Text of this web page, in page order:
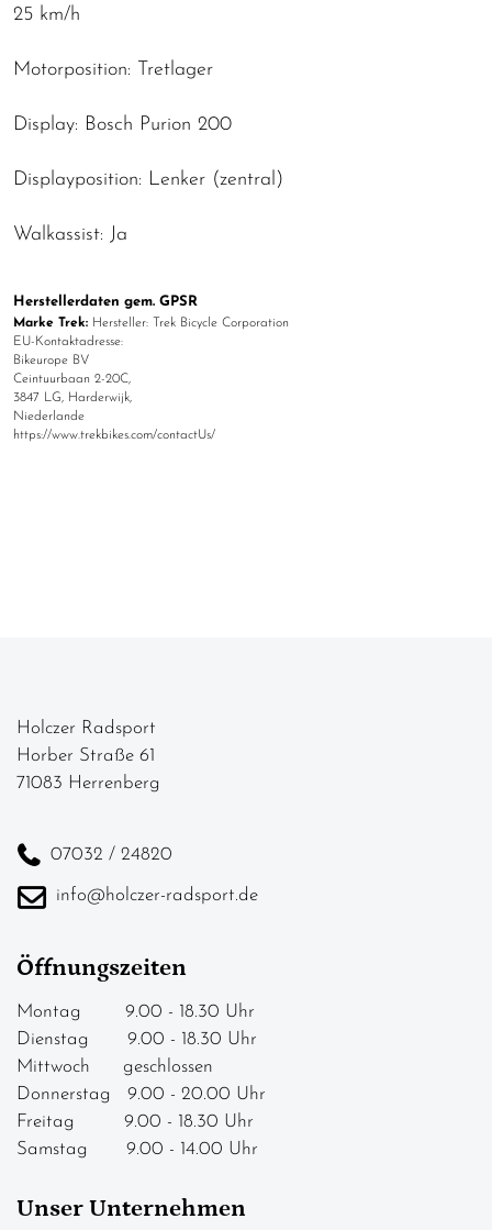
25 km/h
Motorposition: Tretlager
Display: Bosch Purion 200
Displayposition: Lenker (zentral)
Walkassist: Ja
Herstellerdaten gem. GPSR
Marke Trek: Hersteller: Trek Bicycle Corporation
EU-Kontaktadresse:
Bikeurope BV
Ceintuurbaan 2-20C,
3847 LG, Harderwijk,
Niederlande
https://www.trekbikes.com/contactUs/
Holczer Radsport
Horber Straße 61
71083 Herrenberg
07032 / 24820
info@holczer-radsport.de
Öffnungszeiten
Montag 9.00 - 18.30 Uhr
Dienstag 9.00 - 18.30 Uhr
Mittwoch geschlossen
Donnerstag 9.00 - 20.00 Uhr
Freitag 9.00 - 18.30 Uhr
Samstag 9.00 - 14.00 Uhr
Unser Unternehmen